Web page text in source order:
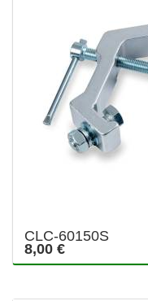
CLC-60150S
8,00 €